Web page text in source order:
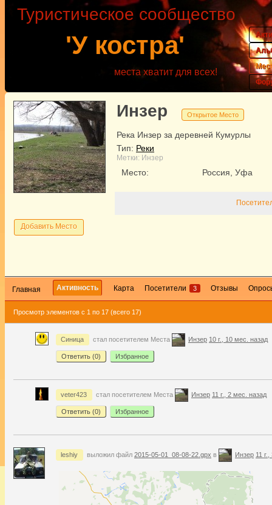
'У костра'
Туристическое сообщество
места хватит для всех!
Инзер Открытое Место
Река Инзер за деревней Кумурлы
Тип: Реки
Метки: Инзер
Место: Россия, Уфа
Добавить Место
Главная Активность Карта Посетители 3 Отзывы
Просмотр элементов с 1 по 17 (всего 17)
Синица стал посетителем Места Инзер 10 г., 10 мес. назад
Ответить (0) Избранное
veter423 стал посетителем Места Инзер 11 г., 2 мес. назад
Ответить (0) Избранное
leshiy выложил файл 2015-05-01_08-08-22.gpx в Инзер 11